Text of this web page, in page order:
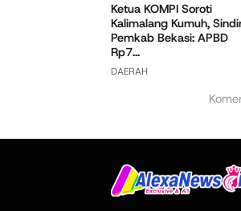
Ketua KOMPI Soroti
Kalimalang Kumuh,
Pemkab Bekasi: APBD
Rp7...
DAERAH